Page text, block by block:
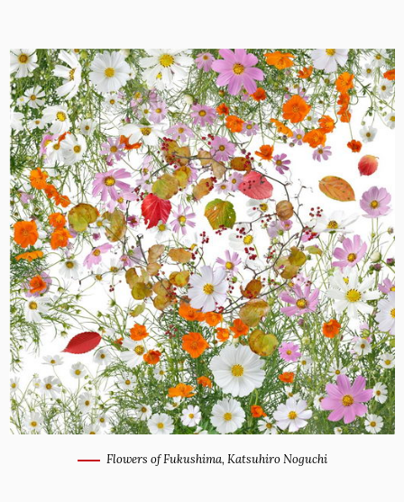
Flowers of Fukushima, Katsuhiro Noguchi